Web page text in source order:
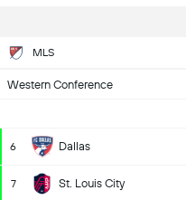
MLS
Western Conference
6 Dallas
7 St. Louis City